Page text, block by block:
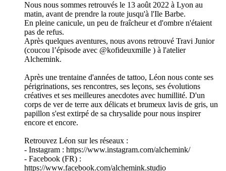
Nous nous sommes retrouvés le 13 août 2022 à Lyon au
matin, avant de prendre la route jusqu'à l'Ile Barbe.
En pleine canicule, un peu de fraîcheur et d'ombre n'étaient
pas de refus.
Après quelques aventures, nous avons retrouvé Travi Junior
(coucou l’épisode avec @kofideuxmille ) à l'atelier
Alchemink.
Après une trentaine d'années de tattoo, Léon nous conte ses
périgrinations, ses rencontres, ses leçons, ses évolutions
créatives et ses meilleures anecdotes avec humillité. D'un
corps de ver de terre aux délicats et brumeux lavis de gris, un
papillon s'est extirpé de sa chrysalide pour nous inspirer
encore et encore.
Retrouvez Léon sur les réseaux :
- Instagram : https://www.instagram.com/alchemink/
- Facebook (FR) :
https://www.facebook.com/alchemink.studio